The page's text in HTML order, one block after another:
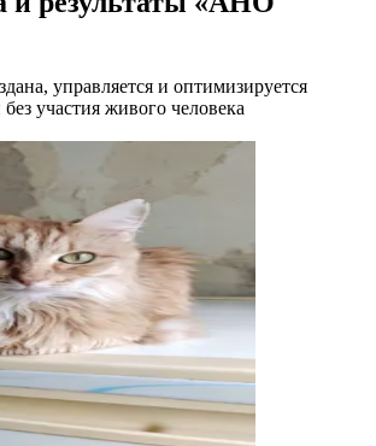
управляется и оптимизируется
участия живого человека